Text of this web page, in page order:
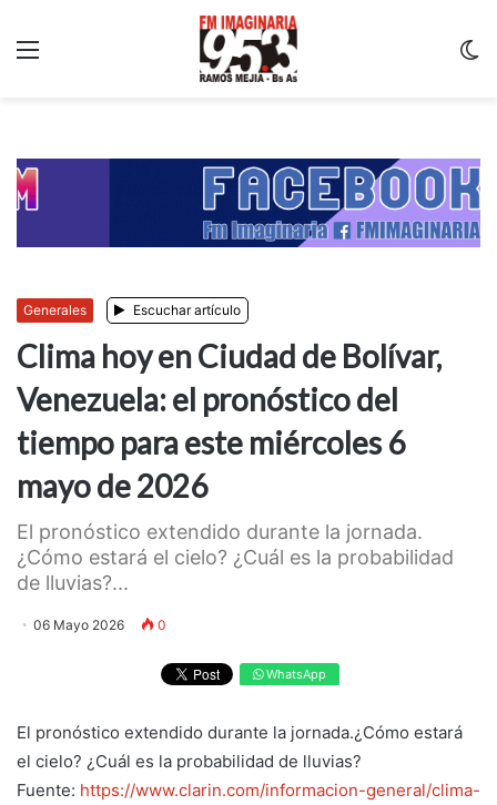
Generales Escuchar artículo
Clima hoy en Ciudad de Bolívar,
Venezuela: el pronóstico del
tiempo para este miércoles 6
mayo de 2026
El pronóstico extendido durante la jornada.
¿Cómo estará el cielo? ¿Cuál es la probabilidad
de lluvias?...
06 Mayo 2026 0
WhatsApp
El pronóstico extendido durante la jornada.¿Cómo estará
el cielo? ¿Cuál es la probabilidad de lluvias?
Fuente: https://www.clarin.com/informacion-general/clima-